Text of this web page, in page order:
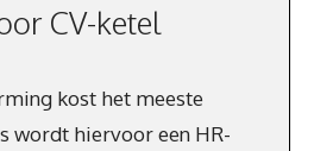
CV-ketel
kost het meeste
wordt hiervoor een HR-